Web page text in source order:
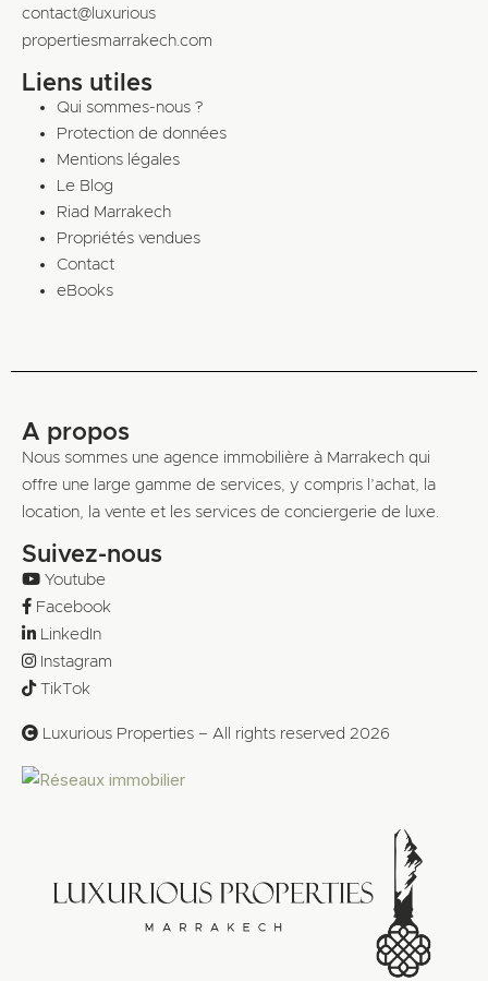
contact@luxurious
propertiesmarrakech.com
Liens utiles
Qui sommes-nous ?
Protection de données
Mentions légales
Le Blog
Riad Marrakech
Propriétés vendues
Contact
eBooks
A propos
Nous sommes une agence immobilière à Marrakech qui
offre une large gamme de services, y compris l’achat, la
location, la vente et les services de conciergerie de luxe.
Suivez-nous
Youtube
Facebook
LinkedIn
Instagram
TikTok
Luxurious Properties – All rights reserved 2026